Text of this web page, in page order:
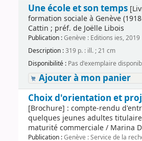
Une école et son temps
formation sociale à Genève
Cattin ; préf. de Joëlle Libois
Publication :Genève : Editions ies, 2019
Description :319 p. : ill. ; 21 cm
Disponibilité : Pas d'exemplaire
Ajouter à mon panier
Choix d'orientation et
[Brochure] : compte-rendu
quelques jeunes adultes
maturité commerciale / Marina
Publication :Genève : Service de la